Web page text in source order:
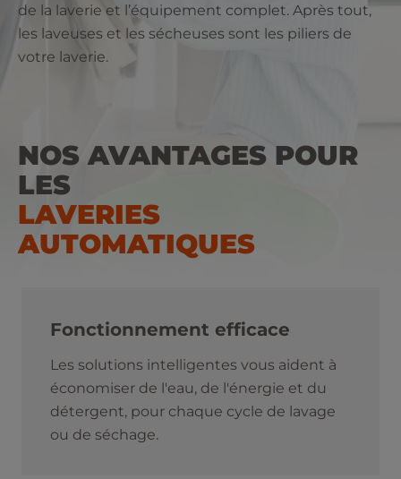
de la laverie et l’équipement complet. Après tout,
les laveuses et les sécheuses sont les piliers de
votre laverie.
NOS AVANTAGES POUR
LES
LAVERIES
AUTOMATIQUES
Fonctionnement efficace
Les solutions intelligentes vous aident à
économiser de l'eau, de l'énergie et du
détergent, pour chaque cycle de lavage
ou de séchage.